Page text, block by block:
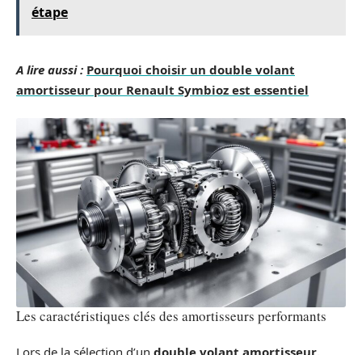
étape
A lire aussi : Pourquoi choisir un double volant
amortisseur pour Renault Symbioz est essentiel
Les caractéristiques clés des amortisseurs performants